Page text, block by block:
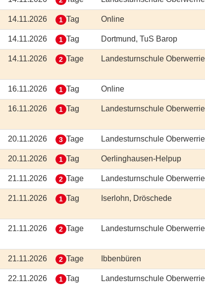
14.11.2026 1 Tag Online
14.11.2026 1 Tag Dortmund, TuS Barop
14.11.2026 2 Tage Landesturnschule
16.11.2026 1 Tag Online
16.11.2026 1 Tag Landesturnschule
20.11.2026 3 Tage Landesturnschule
20.11.2026 1 Tag Oerlinghausen-Helpup
21.11.2026 2 Tage Landesturnschule
21.11.2026 1 Tag Iserlohn, Dröschede
21.11.2026 2 Tage Landesturnschule
21.11.2026 2 Tage Ibbenbüren
22.11.2026 1 Tag Landesturnschule